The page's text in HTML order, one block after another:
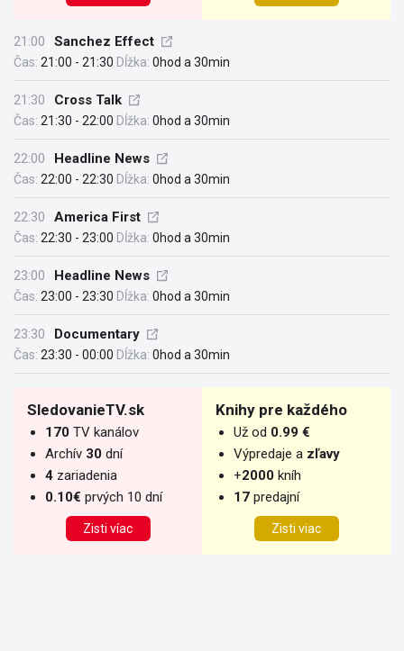
21:00 Sanchez Effect
Čas: 21:00 - 21:30 Dĺžka: 0hod a 30min
21:30 Cross Talk
Čas: 21:30 - 22:00 Dĺžka: 0hod a 30min
22:00 Headline News
Čas: 22:00 - 22:30 Dĺžka: 0hod a 30min
22:30 America First
Čas: 22:30 - 23:00 Dĺžka: 0hod a 30min
23:00 Headline News
Čas: 23:00 - 23:30 Dĺžka: 0hod a 30min
23:30 Documentary
Čas: 23:30 - 00:00 Dĺžka: 0hod a 30min
SledovanieTV.sk
170 TV kanálov
Archív 30 dní
4 zariadenia
0.10€ prvých 10 dní
Zisti víac
Knihy pre každého
Už od 0.99 €
Výpredaje a zľavy
+2000 kníh
17 predajní
Zisti viac